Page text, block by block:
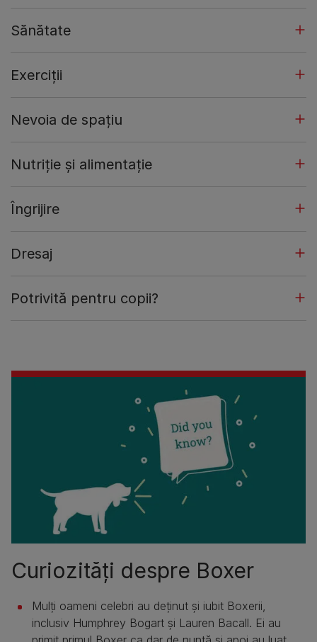
Sănătate
Exerciții
Nevoia de spațiu
Nutriție și alimentație
Îngrijire
Dresaj
Potrivită pentru copii?
Curiozități despre Boxer
Mulți oameni celebri au deținut și iubit Boxerii,
inclusiv Humphrey Bogart și Lauren Bacall. Ei au